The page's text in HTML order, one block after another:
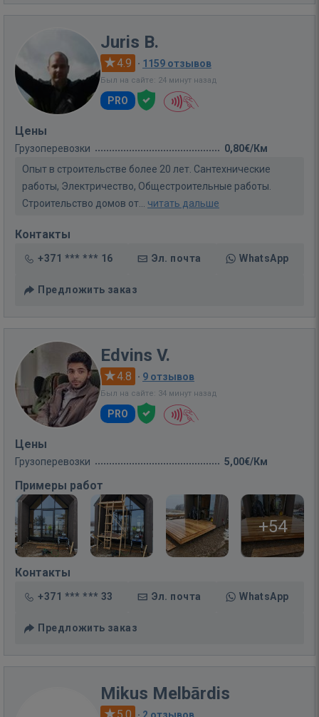
Juris B.
4.9 · 1159 отзывов
Был на сайте: 24 минут назад
PRO
Цены
Грузоперевозки
0,80€/Км
Опыт в строительстве более 20 лет. Сантехнические
работы, Электричество, Общестроительные работы.
Строительство домов от... читать дальше
Контакты
+371 *** *** 16 Эл. почта WhatsApp
Предложить заказ
Edvins V.
4.8 · 9 отзывов
Был на сайте: 34 минут назад
PRO
Цены
Грузоперевозки 5,00€/Км
Примеры работ
+54
Контакты
+371 *** *** 33 Эл. почта WhatsApp
Предложить заказ
Mikus Melbārdis